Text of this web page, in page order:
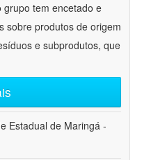
grupo tem encetado e
sobre produtos de origem
e subprodutos, que
Estadual de Maringá -